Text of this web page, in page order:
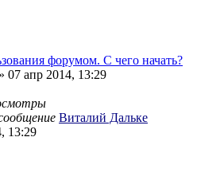
форумом. С чего начать?
» 07 апр 2014, 13:29
Виталий Дальке
13:29